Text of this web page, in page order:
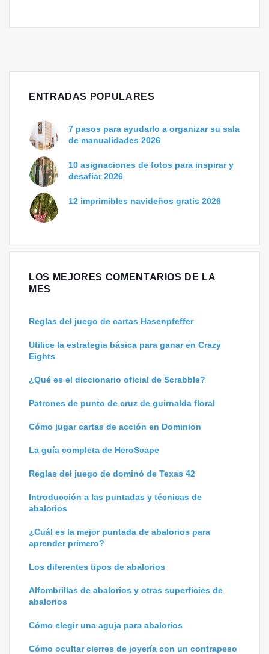
ENTRADAS POPULARES
7 pasos para ayudarlo a organizar su sala
de manualidades 2026
10 asignaciones de fotos para inspirar y
desafiar 2026
12 imprimibles navideños gratis 2026
LOS MEJORES COMENTARIOS DE LA
MES
Reglas del juego de cartas Hasenpfeffer
Utilice la estrategia básica para ganar en Crazy
Eights
¿Qué es el diccionario oficial de Scrabble?
Patrones de punto de cruz de guirnalda floral
Cómo jugar cartas de acción en Dominion
La guía completa de HeroScape
Reglas del juego de dominó de Texas 42
Introducción a las puntadas y técnicas de
abalorios
¿Cuál es la mejor puntada de abalorios para
aprender primero?
Los diferentes tipos de abalorios
Alfombrillas de abalorios y otras superficies de
abalorios
Cómo elegir una aguja para abalorios
Cómo ocultar cierres de joyería con un contrapeso